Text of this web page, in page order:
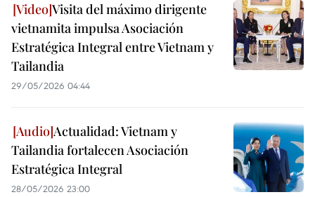
Visita del máximo dirigente
vietnamita impulsa Asociación
Estratégica Integral entre Vietnam y
Tailandia
29/05/2026 04:44
Actualidad: Vietnam y
Tailandia fortalecen Asociación
Estratégica Integral
28/05/2026 23:00